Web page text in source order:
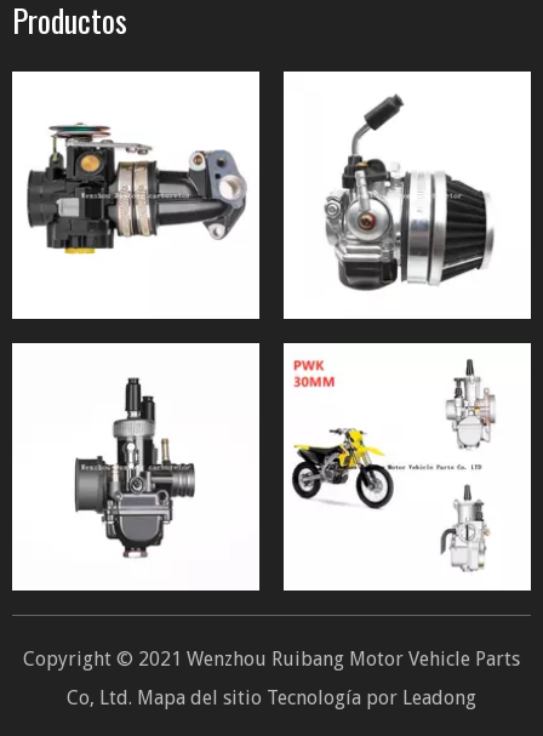
Productos
Copyright © 2021 Wenzhou Ruibang Motor Vehicle Parts
Co, Ltd. Mapa del sitio Tecnología por Leadong